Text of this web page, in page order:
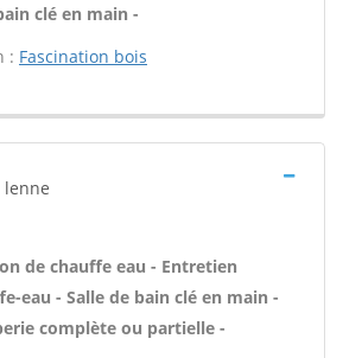
clé en main -
: Fascination bois
lenne
de chauffe eau - Entretien
eau - Salle de bain clé en main -
complète ou partielle -